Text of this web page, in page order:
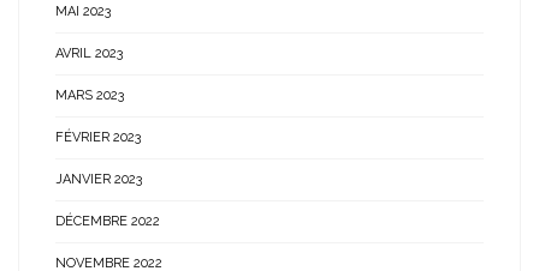
MAI 2023
AVRIL 2023
MARS 2023
FÉVRIER 2023
JANVIER 2023
DÉCEMBRE 2022
NOVEMBRE 2022